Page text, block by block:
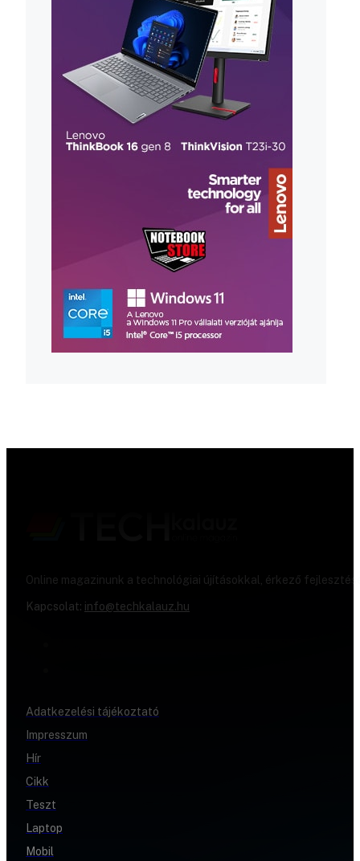
Online magazinunk a technológiai újításokkal, érkező
Kapcsolat: info@techkalauz.hu
Adatkezelési tájékoztató
Impresszum
Hír
Cikk
Teszt
Laptop
Mobil